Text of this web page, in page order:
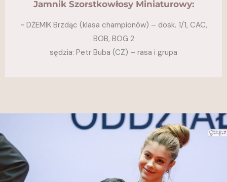
Jamnik Szorstkowłosy Miniaturowy:
~ DŻEMIK Brzdąc (klasa championów) – dosk. 1/1, CAC,
BOB, BOG 2
sędzia: Petr Buba (CZ) – rasa i grupa